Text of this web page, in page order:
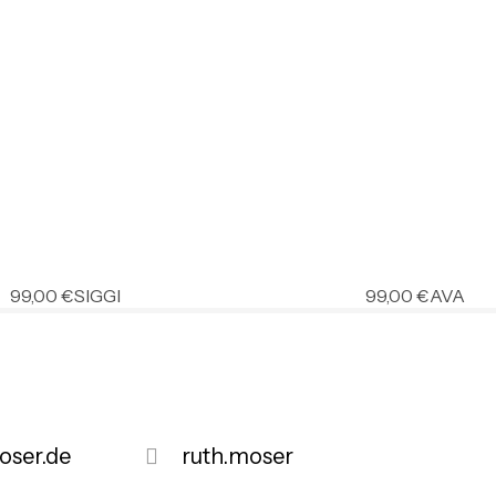
99,00 €SIGGI 99,00 €AVA
ruth.moser